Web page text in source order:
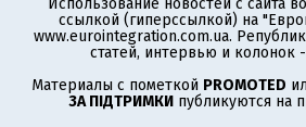
Использование новостей с сайта
ссылкой (гиперссылкой) на
www.eurointegration.com.ua.
статей, интервью и колонок -
Материалы с пометкой PROMOTED
ЗА ПІДТРИМКИ публикуются на